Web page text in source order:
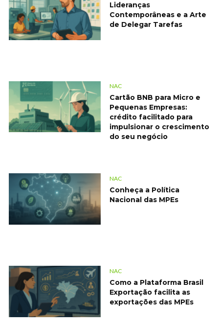
Lideranças
Contemporâneas e a Arte
de Delegar Tarefas
NAC
Cartão BNB para Micro e
Pequenas Empresas:
crédito facilitado para
impulsionar o crescimento
do seu negócio
NAC
Conheça a Política
Nacional das MPEs
NAC
Como a Plataforma Brasil
Exportação facilita as
exportações das MPEs